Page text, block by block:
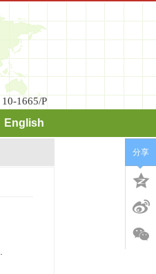
10-1665/P
English
分享